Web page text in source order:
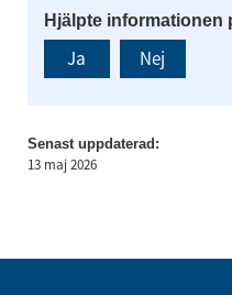
Hjälpte informationen
Ja Nej
Senast uppdaterad:
13 maj 2026